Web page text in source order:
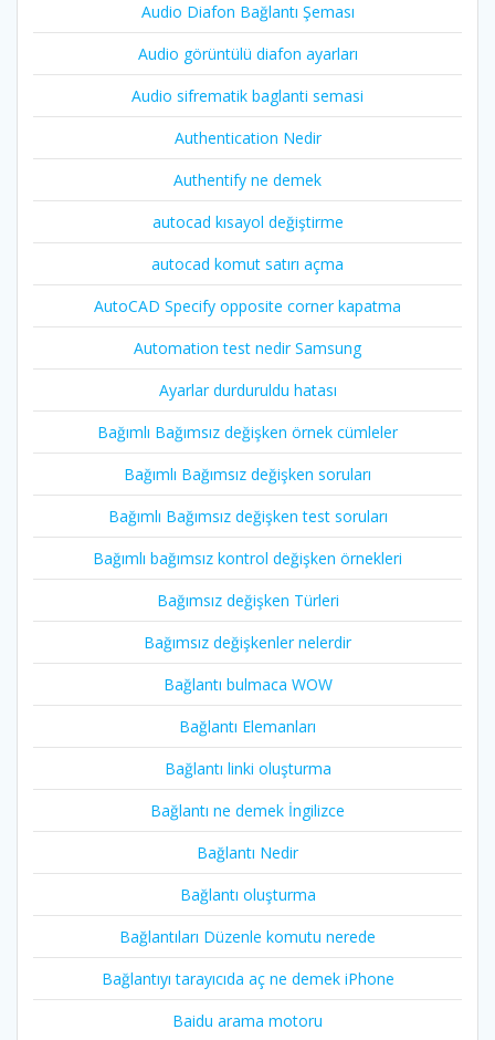
Audio Diafon Bağlantı Şeması
Audio görüntülü diafon ayarları
Audio sifrematik baglanti semasi
Authentication Nedir
Authentify ne demek
autocad kısayol değiştirme
autocad komut satırı açma
AutoCAD Specify opposite corner kapatma
Automation test nedir Samsung
Ayarlar durduruldu hatası
Bağımlı Bağımsız değişken örnek cümleler
Bağımlı Bağımsız değişken soruları
Bağımlı Bağımsız değişken test soruları
Bağımlı bağımsız kontrol değişken örnekleri
Bağımsız değişken Türleri
Bağımsız değişkenler nelerdir
Bağlantı bulmaca WOW
Bağlantı Elemanları
Bağlantı linki oluşturma
Bağlantı ne demek İngilizce
Bağlantı Nedir
Bağlantı oluşturma
Bağlantıları Düzenle komutu nerede
Bağlantıyı tarayıcıda aç ne demek iPhone
Baidu arama motoru